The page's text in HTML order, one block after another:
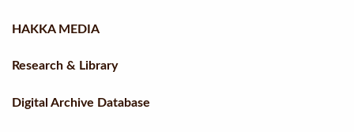
HAKKA MEDIA
Research & Library
Digital Archive Database